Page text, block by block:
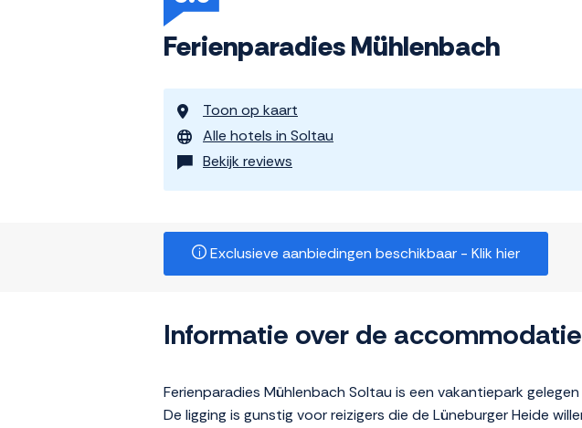
Ferienparadies Mühlenbach
Toon op kaart
Alle hotels in Soltau
Bekijk reviews
Exclusieve aanbiedingen beschikbaar - Klik hier
Informatie over de accommodatie
Ferienparadies Mühlenbach Soltau is een vakantiepark
De ligging is gunstig voor reizigers die de Lüneburger Heide